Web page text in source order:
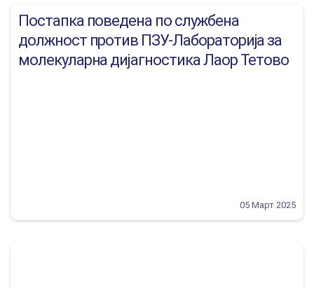
Постапка поведена по службена
должност против ПЗУ-Лабораторија за
молекуларна дијагностика Лаор Тетово
05 Март 2025